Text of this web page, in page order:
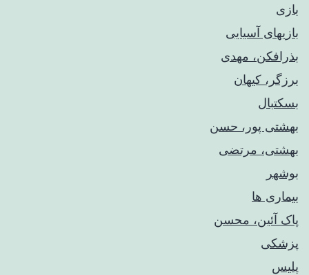
بازی
بازیهای آسیایی
بذرافکن، مهدی
برزگر، کیهان
بسکتبال
بهشتی پور، حسن
بهشتی، مرتضی
بوشهر
بیماری ها
پاک آئین، محسن
پزشکی
پلیس